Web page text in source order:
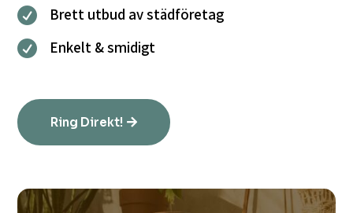
 Brett utbud av städföretag
 Enkelt & smidigt
Ring Direkt!